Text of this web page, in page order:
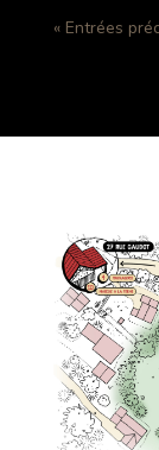
« Entrées